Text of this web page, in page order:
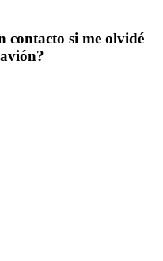
contacto si me olvidé